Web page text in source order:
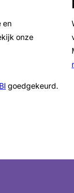
en
onze
goedgekeurd.